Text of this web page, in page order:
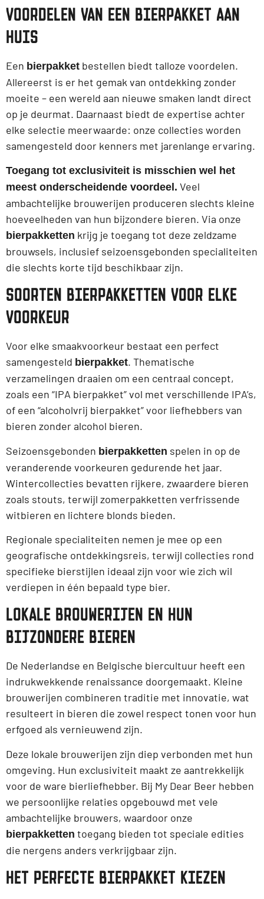
VOORDELEN VAN EEN BIERPAKKET AAN
HUIS
Een bierpakket bestellen biedt talloze voordelen.
Allereerst is er het gemak van ontdekking zonder
moeite – een wereld aan nieuwe smaken landt direct
op je deurmat. Daarnaast biedt de expertise achter
elke selectie meerwaarde: onze collecties worden
samengesteld door kenners met jarenlange ervaring.
Toegang tot exclusiviteit is misschien wel het
meest onderscheidende voordeel. Veel
ambachtelijke brouwerijen produceren slechts kleine
hoeveelheden van hun bijzondere bieren. Via onze
bierpakketten krijg je toegang tot deze zeldzame
brouwsels, inclusief seizoensgebonden specialiteiten
die slechts korte tijd beschikbaar zijn.
SOORTEN BIERPAKKETTEN VOOR ELKE
VOORKEUR
Voor elke smaakvoorkeur bestaat een perfect
samengesteld bierpakket. Thematische
verzamelingen draaien om een centraal concept,
zoals een “IPA bierpakket” vol met verschillende IPA’s,
of een “alcoholvrij bierpakket” voor liefhebbers van
bieren zonder alcohol bieren.
Seizoensgebonden bierpakketten spelen in op de
veranderende voorkeuren gedurende het jaar.
Wintercollecties bevatten rijkere, zwaardere bieren
zoals stouts, terwijl zomerpakketten verfrissende
witbieren en lichtere blonds bieden.
Regionale specialiteiten nemen je mee op een
geografische ontdekkingsreis, terwijl collecties rond
specifieke bierstijlen ideaal zijn voor wie zich wil
verdiepen in één bepaald type bier.
LOKALE BROUWERIJEN EN HUN
BIJZONDERE BIEREN
De Nederlandse en Belgische biercultuur heeft een
indrukwekkende renaissance doorgemaakt. Kleine
brouwerijen combineren traditie met innovatie, wat
resulteert in bieren die zowel respect tonen voor hun
erfgoed als vernieuwend zijn.
Deze lokale brouwerijen zijn diep verbonden met hun
omgeving. Hun exclusiviteit maakt ze aantrekkelijk
voor de ware bierliefhebber. Bij My Dear Beer hebben
we persoonlijke relaties opgebouwd met vele
ambachtelijke brouwers, waardoor onze
bierpakketten toegang bieden tot speciale edities
die nergens anders verkrijgbaar zijn.
HET PERFECTE BIERPAKKET KIEZEN